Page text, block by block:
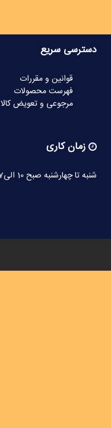
دسترسی سریع
قوانین و مقررات
فهرست محصولات
مرجوعی و تعویض کالا
زمان کاری
شنبه تا چهارشنبه صبح 10 الی17 پنجشنبه 10 الی 15